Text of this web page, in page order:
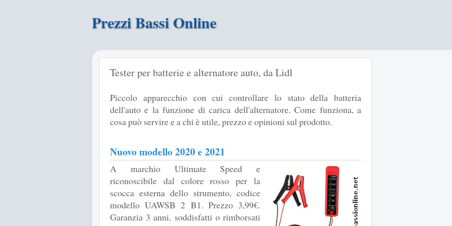
Prezzi Bassi Online
Tester per batterie e alternatore auto, da Lidl
Piccolo apparecchio con cui controllare lo stato della batteria
dell'auto e la funzione di carica dell'alternatore. Come funziona, a
cosa può servire e a chi è utile, prezzo e opinioni sul prodotto.
Nuovo modello 2020 e 2021
A marchio Ultimate Speed e
riconoscibile dal colore rosso per la
scocca esterna dello strumento, codice
modello UAWSB 2 B1. Prezzo 3,99€.
Garanzia 3 anni, soddisfatti o rimborsati